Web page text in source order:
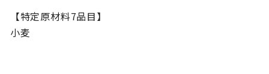
【特定原材料7品目】
小麦